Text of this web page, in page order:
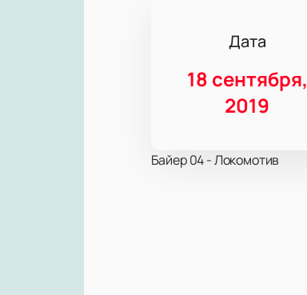
Дата
18 сентября,
2019
Байер 04 - Локомотив